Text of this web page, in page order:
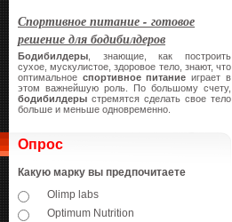
Спортивное питание - готовое
решение для бодибилдеров
Бодибилдеры , знающие, как построить
сухое, мускулистое, здоровое тело, знают, что
оптимальное спортивное питание играет в
этом важнейшую роль. По большому счету,
бодибилдеры стремятся сделать свое тело
больше и меньше одновременно.
Опрос
Какую марку вы предпочитаете
Olimp labs
Optimum Nutrition